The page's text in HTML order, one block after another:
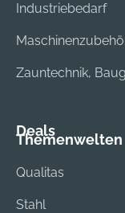
Industriebedarf
Zauntechnik,
Deals
Themenwelten
Qualitas
Stahl